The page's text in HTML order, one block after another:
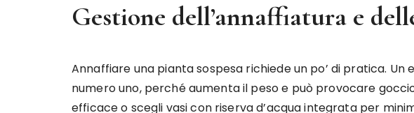
Gestione dell’annaffiatura e
Annaffiare una pianta sospesa richiede un po’ di pratica. Un
numero uno, perché aumenta il peso e può provocare
efficace o scegli vasi con riserva d’acqua integrata per